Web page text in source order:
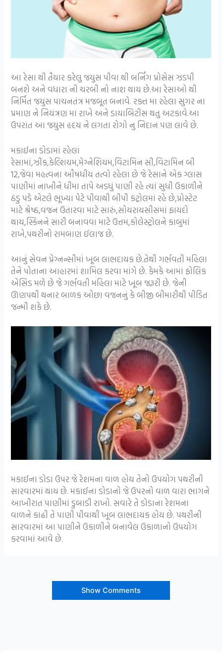
આ રેસા થી તૈયાર કરેલુ જયુસ પીવા થી બર્નિંગ પ્રોસેસ ઝડપી
બનશે અને વધારા ની ચરબી નો નાશ થાય છે.આ રેસાઓ થી
નિર્મિત જયુસ પાચનતંત્ર મજબૂત બનાવે. રક્ત મા રહેલા સુગર ના
પ્રમાણ ને નિયંત્રણ મા રાખે અને ડાયાબિટીસ થતુ અટકાવે.આ
ઉપરાંત આ જયુસ હૃદય ને લગતા રોગો નુ નિદાન પણ લાવે છે.
મકાઈના ડોડામાં રહેલા
રેસામાં,ઝીંક,કેલ્શિયમ,મેગ્નેશિયમ,વિટામિન સી,વિટામિન બી
12,જેવા મહત્વના ઔષધીય તત્વો રહેલા છે જે રેસાને એક ગ્લાસ
પાણીમાં નાખીને ધીમા તાપે અડધું પાણી રહે ત્યાં સુધી ઉકાળીને
ઠંડુ પડે એટલે ભૂખ્યા પેટે પીવાથી બીપી કંટ્રોલમાં રહે છે,પ્રોસ્ટેટ
માટે શ્રેષ્ઠ,વજન ઉતારવા માટે સારું,સોયરાયસીસમાં ફાયદો
થાય,સ્કિનને સારી બનાવવા માટે ઉત્તમ,કોલેસ્ટ્રોલને કાબુમાં
રાખે,પથરીનો રામબાણ ઈલાજ છે.
આનું સેવન પ્રેગ્નન્સીમાં ખૂબ લાભદાયક છે.તેથી ગર્ભવતી મહિલા
તેને પોતાના આહારમાં શામિલ કરવા માંગે છે. કેમકે આમાં ફોલિક
એસિડ મળે છે જે ગર્ભવતી મહિલા માટે ખૂબ જરૂરી છે. જેની
ઊણપથી થનાર બાળક ઓછા વજનનું કે બીજી બીમારીથી પીડિત
જન્મી શકે છે.
મકાઈના ડોડા ઉપર જે રેશમના વાળ હોય તેનો ઉપયોગ પથરીની
સારવારમાં થાય છે. મકાઈના ડોડાનો જે ઉપરનો વાળ વારા ભાગને
આખીરાત પાણીમાં ડુબાડી રાખો. સવારે તે ડોડાના રેશમના
વાળને કાઢી તે પાણી પીવાથી ખૂબ લાભદાયક હોય છે. પથરીની
સારવારમાં આ પાણીને ઉકાળીને બનાવેલ ઉકાળાનો ઉપયોગ
કરવામાં આવે છે.
Show Comments